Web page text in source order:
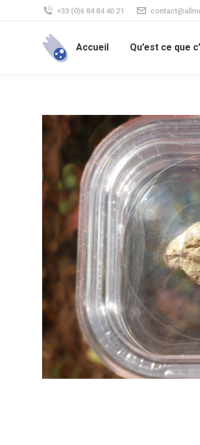
+33 (0)6 84 84 40 21
Accueil Qu’est ce que